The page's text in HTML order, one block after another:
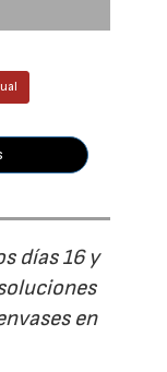
días 16 y
en